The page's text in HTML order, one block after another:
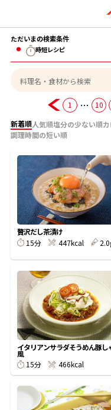
商品情報
ブランド一覧
ヤマキ『めんつゆ』
旨さ、別格。だし屋の鍋
レシピ
おいしいレシピを探す
おいしいレシピトップ
主食レシピ
主菜レシピ
汁物レシピ
時短レシピ
おいしいレシピを商品か
かつお節レシピ
かつお節・だしを楽しむ
かつお節・だしを知る
だしの取り方
かつお節の削り方
かつお節・だしをもっ
ヤマキ かつお節プラ
かつお節・だしを楽しむ
だしコミュ
CM・キャンペーン
キャンペーン一覧
企業・採用情報
企業情報
- 百年対話
- ヤマキ かつお節プラス®
採用情報
- ジョブリターン制
お問い合わせ
ヤマキお客様相談室
オンラインショップ
コミュニティサイト
Global
ただいまの検索条件
時短レシピ
1 … 10
新着順人気順塩分の少ない順
調理時間の短い順
贅沢だし茶漬け
15分
447kcal
イタリアンサラダそうめん豚し
風
15分
466kcal